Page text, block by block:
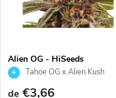
p
e
d
Alien OG - HiSeeds
Tahoe OG x Alien Kush
de €3,66